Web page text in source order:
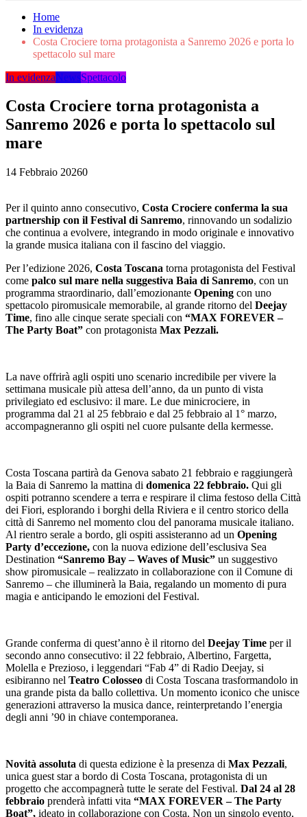
Home
In evidenza
Costa Crociere torna protagonista a Sanremo 2026 e porta lo
spettacolo sul mare
In evidenzaNewsSpettacolo
Costa Crociere torna protagonista a
Sanremo 2026 e porta lo spettacolo sul
mare
14 Febbraio 20260
Per il quinto anno consecutivo, Costa Crociere conferma la sua
partnership con il Festival di Sanremo, rinnovando un sodalizio
che continua a evolvere, integrando in modo originale e innovativo
la grande musica italiana con il fascino del viaggio.
Per l’edizione 2026, Costa Toscana torna protagonista del Festival
come palco sul mare nella suggestiva Baia di Sanremo, con un
programma straordinario, dall’emozionante Opening con uno
spettacolo piromusicale memorabile, al grande ritorno del Deejay
Time, fino alle cinque serate speciali con “MAX FOREVER –
The Party Boat” con protagonista Max Pezzali.
La nave offrirà agli ospiti uno scenario incredibile per vivere la
settimana musicale più attesa dell’anno, da un punto di vista
privilegiato ed esclusivo: il mare. Le due minicrociere, in
programma dal 21 al 25 febbraio e dal 25 febbraio al 1° marzo,
accompagneranno gli ospiti nel cuore pulsante della kermesse.
Costa Toscana partirà da Genova sabato 21 febbraio e raggiungerà
la Baia di Sanremo la mattina di domenica 22 febbraio. Qui gli
ospiti potranno scendere a terra e respirare il clima festoso della Città
dei Fiori, esplorando i borghi della Riviera e il centro storico della
città di Sanremo nel momento clou del panorama musicale italiano.
Al rientro serale a bordo, gli ospiti assisteranno ad un Opening
Party d’eccezione, con la nuova edizione dell’esclusiva Sea
Destination “Sanremo Bay – Waves of Music” un suggestivo
show piromusicale – realizzato in collaborazione con il Comune di
Sanremo – che illuminerà la Baia, regalando un momento di pura
magia e anticipando le emozioni del Festival.
Grande conferma di quest’anno è il ritorno del Deejay Time per il
secondo anno consecutivo: il 22 febbraio, Albertino, Fargetta,
Molella e Prezioso, i leggendari “Fab 4” di Radio Deejay, si
esibiranno nel Teatro Colosseo di Costa Toscana trasformandolo in
una grande pista da ballo collettiva. Un momento iconico che unisce
generazioni attraverso la musica dance, reinterpretando l’energia
degli anni ’90 in chiave contemporanea.
Novità assoluta di questa edizione è la presenza di Max Pezzali,
unica guest star a bordo di Costa Toscana, protagonista di un
progetto che accompagnerà tutte le serate del Festival. Dal 24 al 28
febbraio prenderà infatti vita “MAX FOREVER – The Party
Boat”, ideato in collaborazione con Costa. Non un singolo evento,